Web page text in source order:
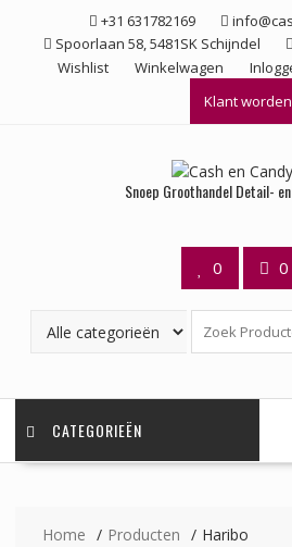
+31 631782169
Spoorlaan 58, 5481SK Schijndel
Wishlist
Winkelwagen
Klant worden
Snoep Groothandel Detail-
0 0
CATEGORIEËN
Home Producten Haribo